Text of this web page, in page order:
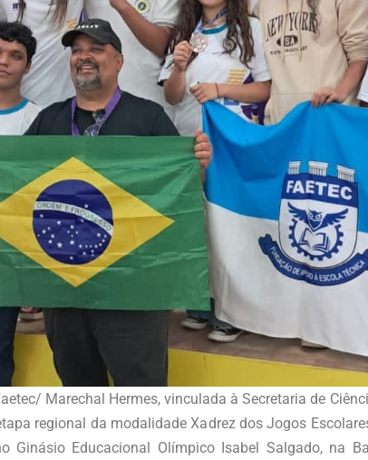
Marechal Hermes, vinculada à Secretaria de
regional da modalidade Xadrez dos Jogos
Ginásio Educacional Olímpico Isabel Salgado, na